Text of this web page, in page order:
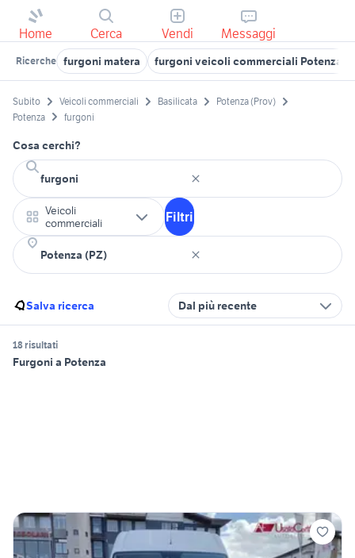
Home Cerca Vendi Messaggi
Ricerche furgoni matera furgoni veicoli commerciali Potenza
Subito Veicoli commerciali Basilicata
Potenza (Prov)
Potenza
furgoni
Cosa cerchi?
Veicoli
commerciali
Filtri
Salva ricerca Dal più recente
18 risultati
Furgoni a Potenza